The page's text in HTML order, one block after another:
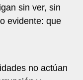
sin ver, sin
evidente: que
no actúan